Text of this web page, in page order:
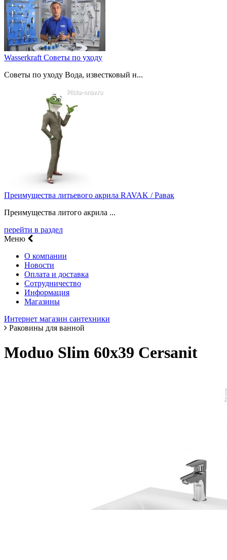
Wasserkraft Советы по уходу
Советы по уходу Вода, известковый н...
Преимущества литьевого акрила RAVAK / Равак
Преимущества литого акрила ...
перейти в раздел
Меню
О компании
Новости
Оплата и доставка
Сотрудничество
Информация
Магазины
Интернет магазин сантехники
Раковины для ванной
Moduo Slim 60х39 Cersanit